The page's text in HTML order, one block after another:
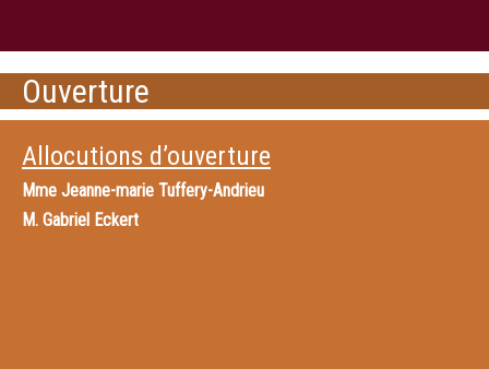
Ouverture
Allocutions d’ouverture
Mme Jeanne-marie Tuffery-Andrieu
M. Gabriel Eckert